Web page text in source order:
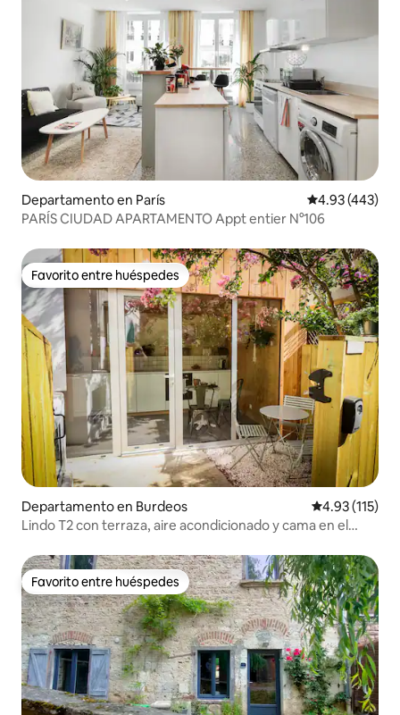
Departamento en París Calificación
4.93 (443)
PARÍS CIUDAD APARTAMENTO Appt entier N°106
Favorito entre huéspedes
Favorito entre huéspedes
Departamento en Burdeos Calificación
4.93 (115)
Lindo T2 con terraza, aire acondicionado y cama en el
Favorito entre huéspedes
Favorito entre huéspedes